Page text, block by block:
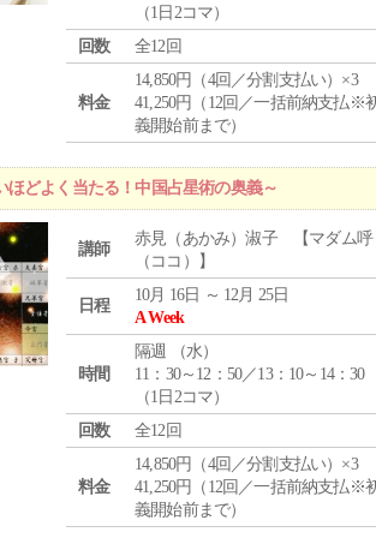
（1日2コマ）
回数
全12回
料金
14,850円（4回／分割支払い）×3
41,250円（12回／一括前納支払※
義開始前まで）
どよく当たる！中国占星術の奥義～
講師
赤見（あかみ）淑子 【マダム呼
（ココ）】
日程
10月 16日 ～ 12月 25日
A Week
時間
隔週 （水）
11：30～12：50／13：10～14：30
（1日2コマ）
回数
全12回
料金
14,850円（4回／分割支払い）×3
41,250円（12回／一括前納支払※
義開始前まで）